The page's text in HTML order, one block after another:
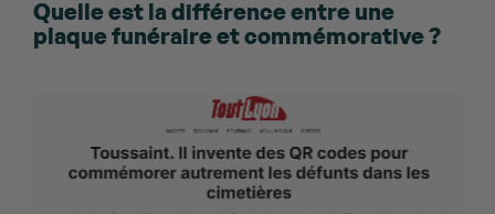
Quelle est la différence entre une
plaque funéraire et commémorative ?